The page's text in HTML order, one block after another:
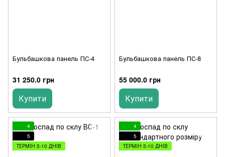
Бульбашкова панель ПС-4
31 250.0 грн
Купити
Бульбашкова панель ПС-8
55 000.0 грн
Купити
4
5
ТЕРМІН 5-10 ДНІВ
4
5
ТЕРМІН 5-10 ДНІВ